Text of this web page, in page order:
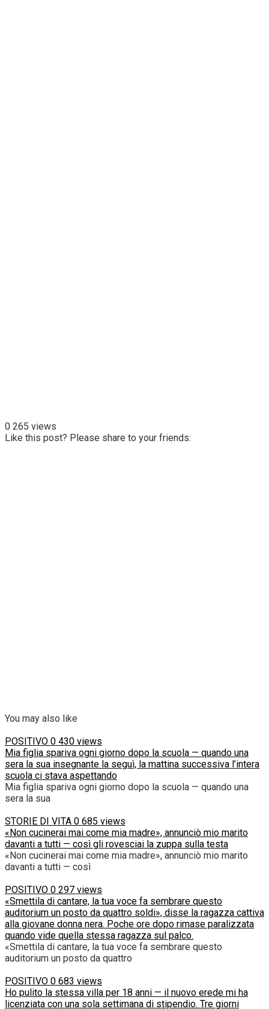
0 265 views
Like this post? Please share to your friends:
You may also like
POSITIVO 0 430 views
Mia figlia spariva ogni giorno dopo la scuola — quando una
sera la sua insegnante la seguì, la mattina successiva l’intera
scuola ci stava aspettando
Mia figlia spariva ogni giorno dopo la scuola — quando una
sera la sua
STORIE DI VITA 0 685 views
«Non cucinerai mai come mia madre», annunciò mio marito
davanti a tutti — così gli rovesciai la zuppa sulla testa
«Non cucinerai mai come mia madre», annunciò mio marito
davanti a tutti — così
POSITIVO 0 297 views
«Smettila di cantare, la tua voce fa sembrare questo
auditorium un posto da quattro soldi», disse la ragazza cattiva
alla giovane donna nera. Poche ore dopo rimase paralizzata
quando vide quella stessa ragazza sul palco.
«Smettila di cantare, la tua voce fa sembrare questo
auditorium un posto da quattro
POSITIVO 0 683 views
Ho pulito la stessa villa per 18 anni — il nuovo erede mi ha
licenziata con una sola settimana di stipendio. Tre giorni